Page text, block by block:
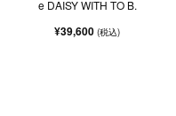
e DAISY WITH TO B.
¥39,600(税込)